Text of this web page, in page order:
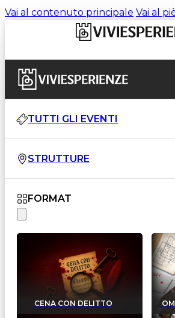
Vai al contenuto principale Vai al
TUTTI GLI EVENTI
STRUTTURE
FORMAT
CENA CON DELITTO